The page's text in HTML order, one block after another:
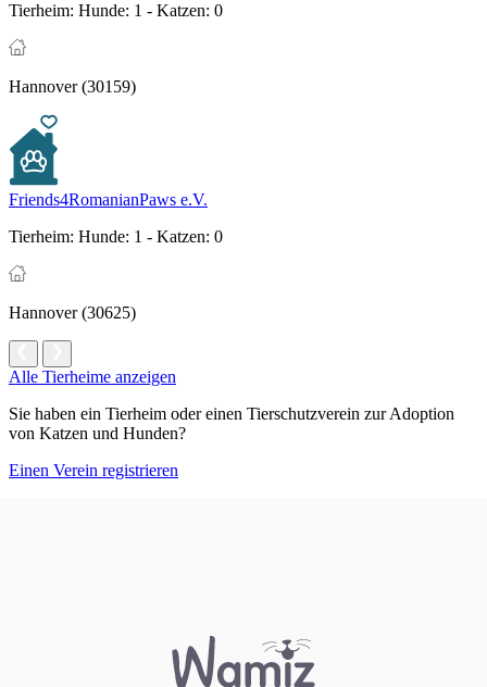
Tierheim: Hunde: 1 - Katzen: 0
Hannover (30159)
Friends4RomanianPaws e.V.
Tierheim: Hunde: 1 - Katzen: 0
Hannover (30625)
Alle Tierheime anzeigen
Sie haben ein Tierheim oder einen Tierschutzverein zur Adoption
von Katzen und Hunden?
Einen Verein registrieren